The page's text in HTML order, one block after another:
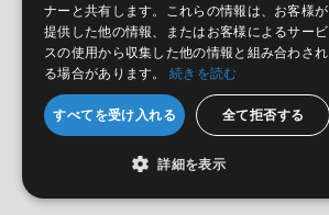
© Crypton Future Media, INC.
日本語
ナーと共有します。これらの情報は、お客様が
提供した他の情報、またはお客様によるサービ
スの使用から収集した他の情報と組み合わされ
る場合があります。
続きを読む
すべてを受け入れる 全て拒否する
詳細を表示